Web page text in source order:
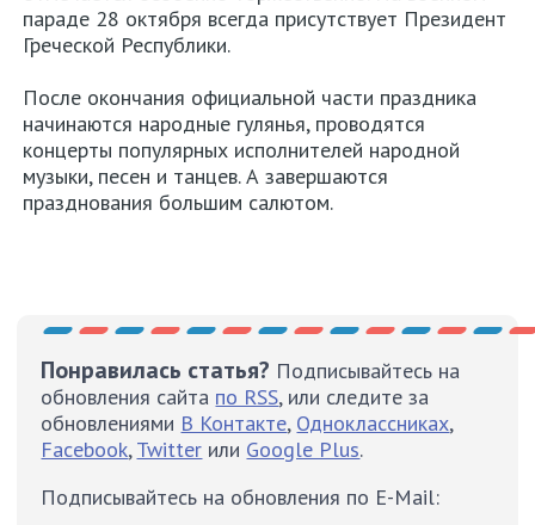
параде 28 октября всегда присутствует Президент
Греческой Республики.
После окончания официальной части праздника
начинаются народные гулянья, проводятся
концерты популярных исполнителей народной
музыки, песен и танцев. А завершаются
празднования большим салютом.
Понравилась статья? Подписывайтесь на
обновления сайта по RSS, или следите за
обновлениями В Контакте, Одноклассниках,
Facebook,Twitter или Google Plus.
Подписывайтесь на обновления по E-Mail: